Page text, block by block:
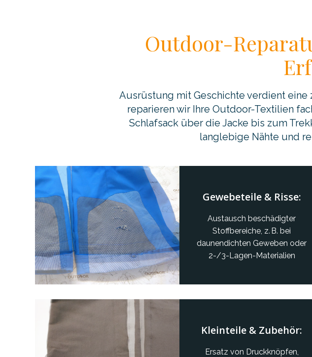
Outdoor-
Ausrüstung mit Geschichte verdient eine
reparieren wir Ihre Outdoor-Textilien
Schlafsack über die Jacke bis zum
langlebige Nähte und
Gewebeteile & Risse:
Austausch beschädigter
Stoffbereiche, z. B. bei
daunendichten Geweben oder
2-/3-Lagen-Materialien
Kleinteile & Zubehör:
Ersatz von Druckknöpfen,